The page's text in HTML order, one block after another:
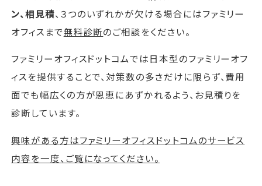
ン、相見積、３つのいずれかが欠ける場合にはファミリー
オフィスまで無料診断のご相談をください。
ファミリーオフィスドットコムでは日本型のファミリーオフ
ィスを提供することで、対策数の多さだけに限らず、費用
面でも幅広くの方が恩恵にあずかれるよう、お見積りを
診断しています。
興味がある方はファミリーオフィスドットコムのサービス
内容を一度、ご覧になってください。